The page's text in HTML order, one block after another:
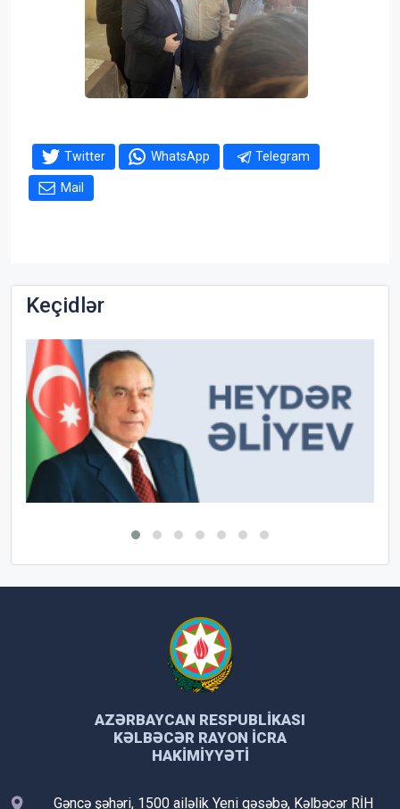
Twitter WhatsApp Telegram
Mail
Keçidlər
AZƏRBAYCAN RESPUBLIKASI
KƏLBƏCƏR RAYON İCRA
HAKIMIYYƏTI
Gəncə şəhəri, 1500 ailəlik Yeni qəsəbə, Kəlbəcər RİH